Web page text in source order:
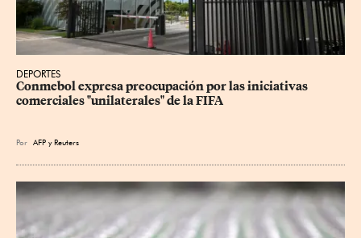
DEPORTES
Conmebol expresa preocupación por las iniciativas
comerciales "unilaterales" de la FIFA
Por AFP yReuters